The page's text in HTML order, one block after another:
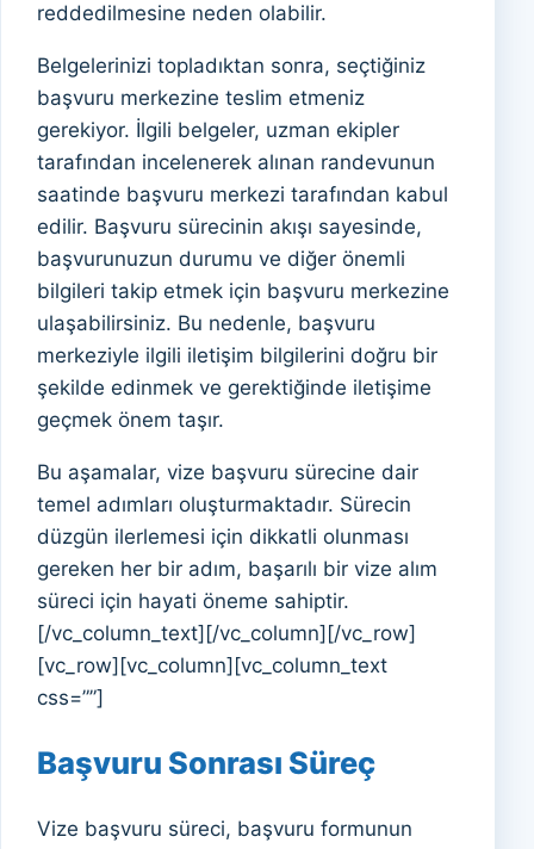
reddedilmesine neden olabilir.
Belgelerinizi topladıktan sonra, seçtiğiniz
başvuru merkezine teslim etmeniz
gerekiyor. İlgili belgeler, uzman ekipler
tarafından incelenerek alınan randevunun
saatinde başvuru merkezi tarafından kabul
edilir. Başvuru sürecinin akışı sayesinde,
başvurunuzun durumu ve diğer önemli
bilgileri takip etmek için başvuru merkezine
ulaşabilirsiniz. Bu nedenle, başvuru
merkeziyle ilgili iletişim bilgilerini doğru bir
şekilde edinmek ve gerektiğinde iletişime
geçmek önem taşır.
Bu aşamalar, vize başvuru sürecine dair
temel adımları oluşturmaktadır. Sürecin
düzgün ilerlemesi için dikkatli olunması
gereken her bir adım, başarılı bir vize alım
süreci için hayati öneme sahiptir.
[/vc_column_text][/vc_column][/vc_row]
[vc_row][vc_column][vc_column_text
css=””]
Başvuru Sonrası Süreç
Vize başvuru süreci, başvuru formunun